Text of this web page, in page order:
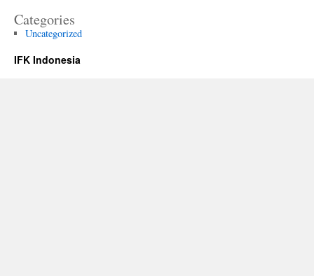
Categories
Uncategorized
IFK Indonesia